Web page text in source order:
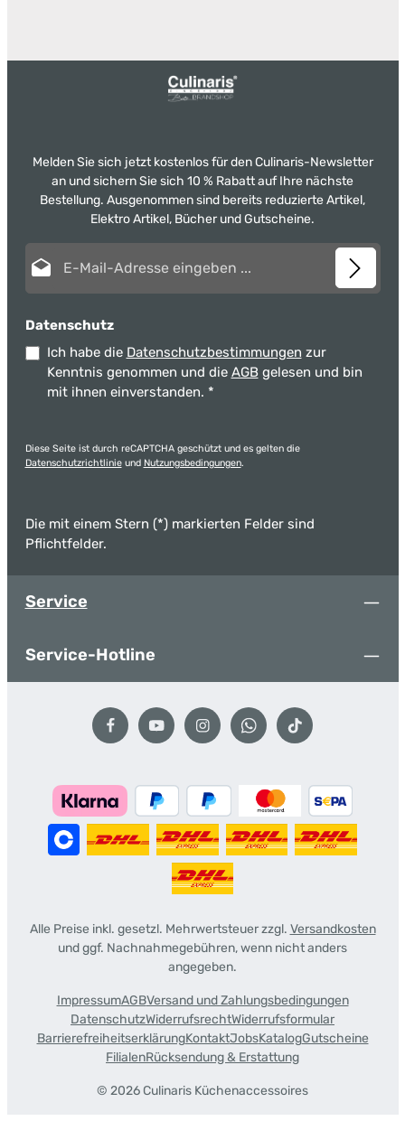
Melden Sie sich jetzt kostenlos für den Culinaris-Newsletter
an und sichern Sie sich 10 % Rabatt auf Ihre nächste
Bestellung. Ausgenommen sind bereits reduzierte Artikel,
Elektro Artikel, Bücher und Gutscheine.
Datenschutz
Ich habe die Datenschutzbestimmungen zur
Kenntnis genommen und die AGB gelesen und bin
mit ihnen einverstanden. *
Diese Seite ist durch reCAPTCHA geschützt und es gelten die
Datenschutzrichtlinieund Nutzungsbedingungen.
Die mit einem Stern (*) markierten Felder sind
Pflichtfelder.
Service
Service-Hotline
Alle Preise inkl. gesetzl. Mehrwertsteuer zzgl. Versandkosten
und ggf. Nachnahmegebühren, wenn nicht anders
angegeben.
© 2026 Culinaris Küchenaccessoires
ImpressumAGBVersand und Zahlungsbedingungen
DatenschutzWiderrufsrechtWiderrufsformular
BarrierefreiheitserklärungKontaktJobsKatalogGutscheine
FilialenRücksendung & Erstattung